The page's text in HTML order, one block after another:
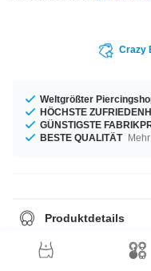
Crazy
Weltgrößter
HÖCHSTE
GÜNSTIGSTE
BESTE QUALITÄT
Produktdetails
Das besondere an Bioflex ist
angenehm an den